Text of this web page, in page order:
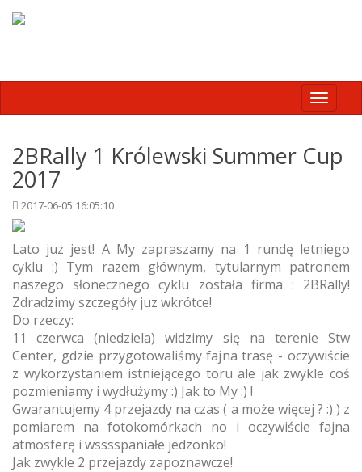
Toggle
2BRally 1 Królewski Summer Cup
2017
2017-06-05 16:05:10
Lato juz jest! A My zapraszamy na 1 rundę letniego
cyklu :) Tym razem głównym, tytularnym patronem
naszego słonecznego cyklu została firma : 2BRally!
Zdradzimy szczegóły juz wkrótce!
Do rzeczy:
11 czerwca (niedziela) widzimy się na terenie Stw
Center, gdzie przygotowaliśmy fajna trasę - oczywiście
z wykorzystaniem istniejącego toru ale jak zwykle coś
pozmieniamy i wydłużymy :) Jak to My :) !
Gwarantujemy 4 przejazdy na czas ( a może więcej ? :) ) z
pomiarem na fotokomórkach no i oczywiście fajna
atmosferę i wsssspaniałe jedzonko!
Jak zwykle 2 przejazdy zapoznawcze!